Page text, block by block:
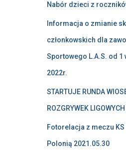
Nabór dzieci z
Informacja o zmianie
członkowskich dla
Sportowego L.A.S. od 1
2022r.
STARTUJE RUNDA
ROZGRYWEK
Fotorelacja z meczu KS
Polonią 2021.05.30